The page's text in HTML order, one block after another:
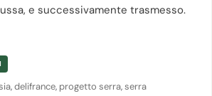
e successivamente trasmesso.
,delifrance, progetto serra,serra